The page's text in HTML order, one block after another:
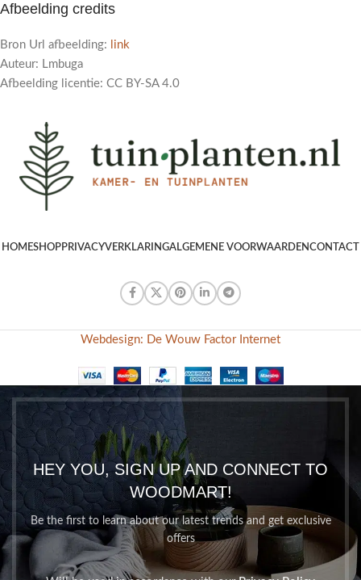
Afbeelding credits
Bron Url afbeelding:
link
Auteur: Lmbuga
Afbeelding licentie: CC BY-SA 4.0
HOMESHOPPRIVACYVERKLARINGALGEMENE VOORWAARDENCONTACT
Webdesign: De Wouw Factor Internet
HEY YOU, SIGN UP AND CONNECT TO
WOODMART!
Be the first to learn about our latest trends and get exclusive
offers